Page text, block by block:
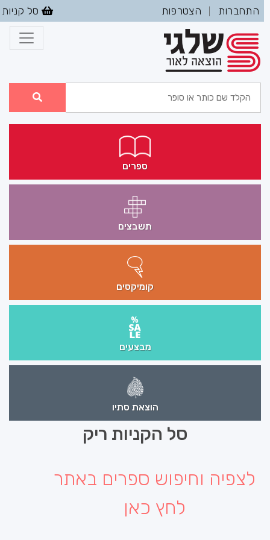
התחברות הצטרפות סל קניות
ספרים
תשבצים
קומיקסים
מבצעים
הוצאת סתיו
סל הקניות ריק
לצפיה וחיפוש ספרים באתר
לחץ כאן